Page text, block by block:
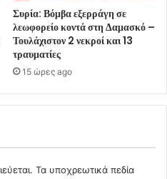
Συρία: Βόμβα εξερράγη σε
λεωφορείο κοντά στη Δαμασκό –
Τουλάχιστον 2 νεκροί και 13
τραυματίες
15 ώρες ago
Τα υποχρεωτικά πεδία